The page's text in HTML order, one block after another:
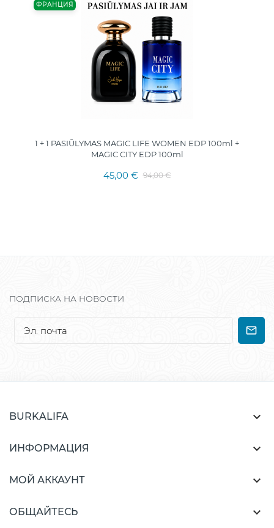
ФРАНЦИЯ
1 + 1 PASIŪLYMAS MAGIC LIFE WOMEN EDP 100ml +
MAGIC CITY EDP 100ml
45,00 € 94,00 €
ПОДПИСКА НА НОВОСТИ
BURKALIFA 
ИНФОРМАЦИЯ 
МОЙ АККАУНТ 
ОБЩАЙТЕСЬ 